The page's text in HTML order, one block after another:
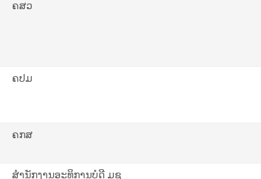
ຄສວ
ຄປມ
ຄກສ
ສຳນັກງານອະທິການບໍດີ ມຊ